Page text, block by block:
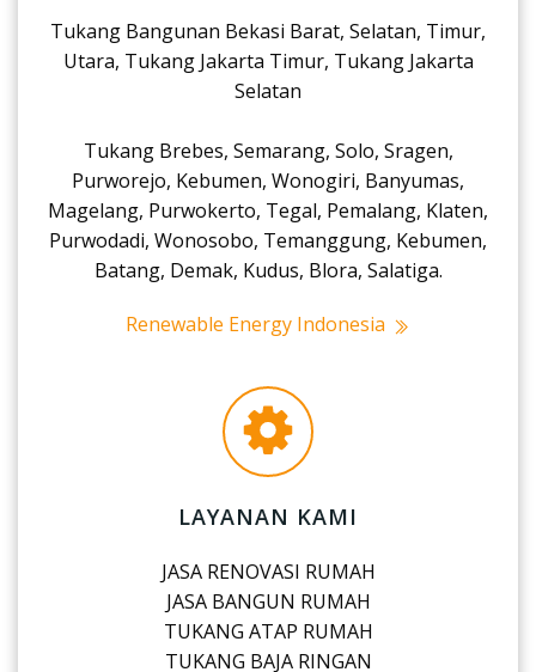
Tukang Bangunan Bekasi Barat, Selatan, Timur,
Utara, Tukang Jakarta Timur, Tukang Jakarta
Selatan
Tukang Brebes, Semarang, Solo, Sragen,
Purworejo, Kebumen, Wonogiri, Banyumas,
Magelang, Purwokerto, Tegal, Pemalang, Klaten,
Purwodadi, Wonosobo, Temanggung, Kebumen,
Batang, Demak, Kudus, Blora, Salatiga.
Renewable Energy Indonesia
LAYANAN KAMI
JASA RENOVASI RUMAH
JASA BANGUN RUMAH
TUKANG ATAP RUMAH
TUKANG BAJA RINGAN